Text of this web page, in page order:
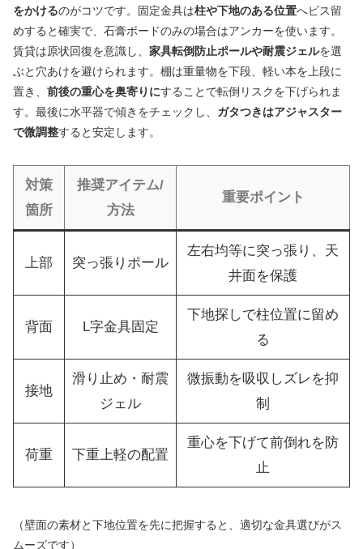
をかけるのがコツです。固定金具は柱や下地のある位置へビス留
めすると確実で、石膏ボードのみの場合はアンカーを使います。
賃貸は原状回復を意識し、 家具転倒防止ポールや耐震ジェルを選
ぶと穴あけを避けられます。棚は重量物を下段、軽い本を上段に
置き、 前後の重心を奥寄りにすることで転倒リスクを下げられま
す。最後に水平器で傾きをチェックし、 ガタつきはアジャスター
で微調整すると安定します。
対策
箇所
推奨アイテム/
方法
重要ポイント
上部 突っ張りポール
左右均等に突っ張り、天
井面を保護
背面 L字金具固定
下地探しで柱位置に留め
る
接地
滑り止め・耐震
ジェル
微振動を吸収しズレを抑
制
荷重 下重上軽の配置
重心を下げて前倒れを防
止
（壁面の素材と下地位置を先に把握すると、適切な金具選びがス
ムーズです）